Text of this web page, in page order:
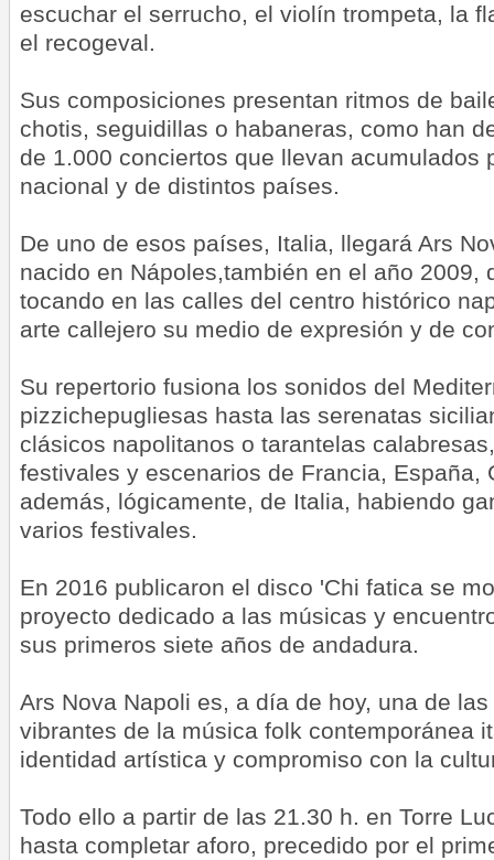
escuchar el serrucho, el violín trompeta, la
el recogeval.
Sus composiciones presentan ritmos de
chotis, seguidillas o habaneras, como han
de 1.000 conciertos que llevan acumulados
nacional y de distintos países.
De uno de esos países, Italia, llegará Ars
nacido en Nápoles,también en el año 2009,
tocando en las calles del centro histórico
arte callejero su medio de expresión y de
Su repertorio fusiona los sonidos del
pizzichepugliesas hasta las serenatas
clásicos napolitanos o tarantelas
festivales y escenarios de Francia, España,
además, lógicamente, de Italia, habiendo
varios festivales.
En 2016 publicaron el disco 'Chi fatica se
proyecto dedicado a las músicas y
sus primeros siete años de andadura.
Ars Nova Napoli es, a día de hoy, una de
vibrantes de la música folk contemporánea
identidad artística y compromiso con la
Todo ello a partir de las 21.30 h. en Torre
hasta completar aforo, precedido por el